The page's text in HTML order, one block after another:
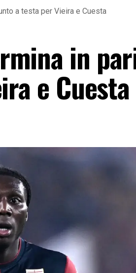
a testa per Vieira e Cuesta
in
e Cuesta